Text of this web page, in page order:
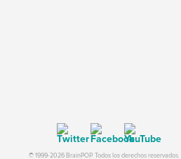
© 1999-2026 BrainPOP. Todos los derechos reservados.